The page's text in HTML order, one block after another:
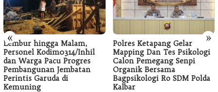
« »
Lembur hingga Malam,
Personel Kodim0314/Inhil
dan Warga Pacu Progres
Pembangunan Jembatan
Perintis Garuda di
Kemuning
Polres Ketapang Gelar
Mapping Dan Tes Psikologi
Calon Pemegang Senpi
Organik Bersama
Bagpsikologi Ro SDM Polda
Kalbar